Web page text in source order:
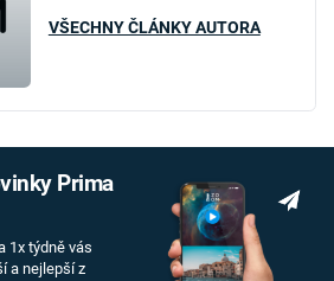
VŠECHNY ČLÁNKY AUTORA
Prima
1x týdně vás
a nejlepší z